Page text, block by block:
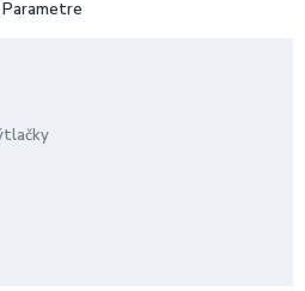
Parametre
in accordance with ISO/IEC